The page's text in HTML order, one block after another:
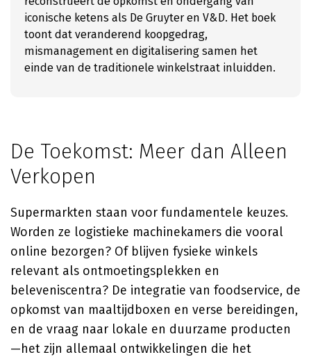
iconische ketens als De Gruyter en V&D. Het boek
toont dat veranderend koopgedrag,
mismanagement en digitalisering samen het
einde van de traditionele winkelstraat inluidden.
De Toekomst: Meer dan Alleen
Verkopen
Supermarkten staan voor fundamentele keuzes.
Worden ze logistieke machinekamers die vooral
online bezorgen? Of blijven fysieke winkels
relevant als ontmoetingsplekken en
beleveniscentra? De integratie van foodservice, de
opkomst van maaltijdboxen en verse bereidingen,
en de vraag naar lokale en duurzame producten
—het zijn allemaal ontwikkelingen die het